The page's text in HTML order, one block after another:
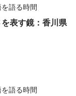
語る時間
表す鏡：香川県
語る時間